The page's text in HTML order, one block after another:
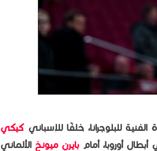
الفنية للبلوجرانا، خلفًا للإسبانيكيكي
أوروبا، أمام بايرن ميونخ الألماني